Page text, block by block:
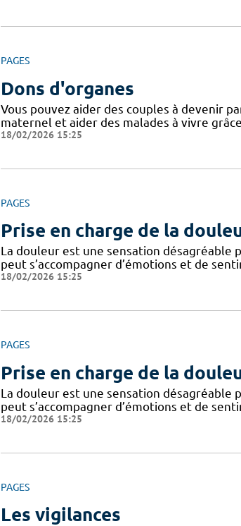
PAGES
Dons d'organes
Vous pouvez aider des couples à devenir
maternel et aider des malades à vivre
18/02/2026 15:25
PAGES
Prise en charge de la
La douleur est une sensation désagréable
peut s’accompagner d’émotions et de
18/02/2026 15:25
PAGES
Prise en charge de la
La douleur est une sensation désagréable
peut s’accompagner d’émotions et de
18/02/2026 15:25
PAGES
Les vigilances